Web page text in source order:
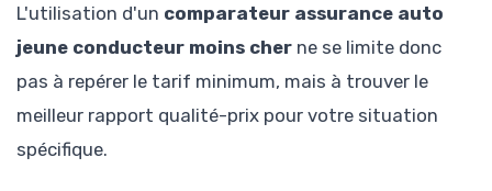
L'utilisation d'un comparateur assurance auto
jeune conducteur moins cher ne se limite donc
pas à repérer le tarif minimum, mais à trouver le
meilleur rapport qualité-prix pour votre situation
spécifique.